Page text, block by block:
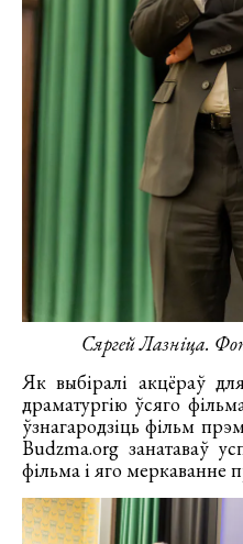
Сяргей Лазніца.
Як выбіралі акцёраў
драматургію ўсяго
ўзнагародзіць фільм
Budzma.org занатаваў
фільма і яго меркаванне